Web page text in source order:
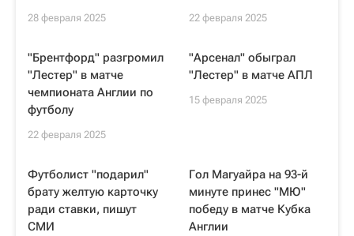
28 февраля 2025 22 февраля 2025
"Брентфорд" разгромил
"Лестер" в матче
чемпионата Англии по
футболу
22 февраля 2025
"Арсенал" обыграл
"Лестер" в матче АПЛ
15 февраля 2025
Футболист "подарил"
брату желтую карточку
ради ставки, пишут
СМИ
Гол Магуайра на 93-й
минуте принес "МЮ"
победу в матче Кубка
Англии